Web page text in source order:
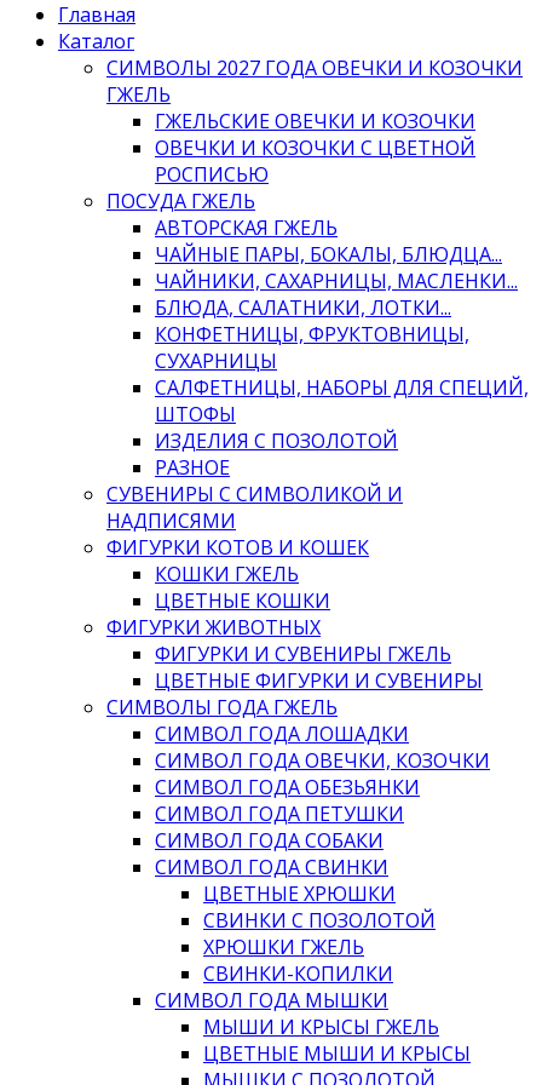
Главная
Каталог
СИМВОЛЫ 2027 ГОДА ОВЕЧКИ И КОЗОЧКИ
ГЖЕЛЬ
ГЖЕЛЬСКИЕ ОВЕЧКИ И КОЗОЧКИ
ОВЕЧКИ И КОЗОЧКИ С ЦВЕТНОЙ
РОСПИСЬЮ
ПОСУДА ГЖЕЛЬ
АВТОРСКАЯ ГЖЕЛЬ
ЧАЙНЫЕ ПАРЫ, БОКАЛЫ, БЛЮДЦА...
ЧАЙНИКИ, САХАРНИЦЫ, МАСЛЕНКИ...
БЛЮДА, САЛАТНИКИ, ЛОТКИ...
КОНФЕТНИЦЫ, ФРУКТОВНИЦЫ,
СУХАРНИЦЫ
САЛФЕТНИЦЫ, НАБОРЫ ДЛЯ СПЕЦИЙ,
ШТОФЫ
ИЗДЕЛИЯ С ПОЗОЛОТОЙ
РАЗНОЕ
СУВЕНИРЫ С СИМВОЛИКОЙ И
НАДПИСЯМИ
ФИГУРКИ КОТОВ И КОШЕК
КОШКИ ГЖЕЛЬ
ЦВЕТНЫЕ КОШКИ
ФИГУРКИ ЖИВОТНЫХ
ФИГУРКИ И СУВЕНИРЫ ГЖЕЛЬ
ЦВЕТНЫЕ ФИГУРКИ И СУВЕНИРЫ
СИМВОЛЫ ГОДА ГЖЕЛЬ
СИМВОЛ ГОДА ЛОШАДКИ
СИМВОЛ ГОДА ОВЕЧКИ, КОЗОЧКИ
СИМВОЛ ГОДА ОБЕЗЬЯНКИ
СИМВОЛ ГОДА ПЕТУШКИ
СИМВОЛ ГОДА СОБАКИ
СИМВОЛ ГОДА СВИНКИ
ЦВЕТНЫЕ ХРЮШКИ
СВИНКИ С ПОЗОЛОТОЙ
ХРЮШКИ ГЖЕЛЬ
СВИНКИ-КОПИЛКИ
СИМВОЛ ГОДА МЫШКИ
МЫШИ И КРЫСЫ ГЖЕЛЬ
ЦВЕТНЫЕ МЫШИ И КРЫСЫ